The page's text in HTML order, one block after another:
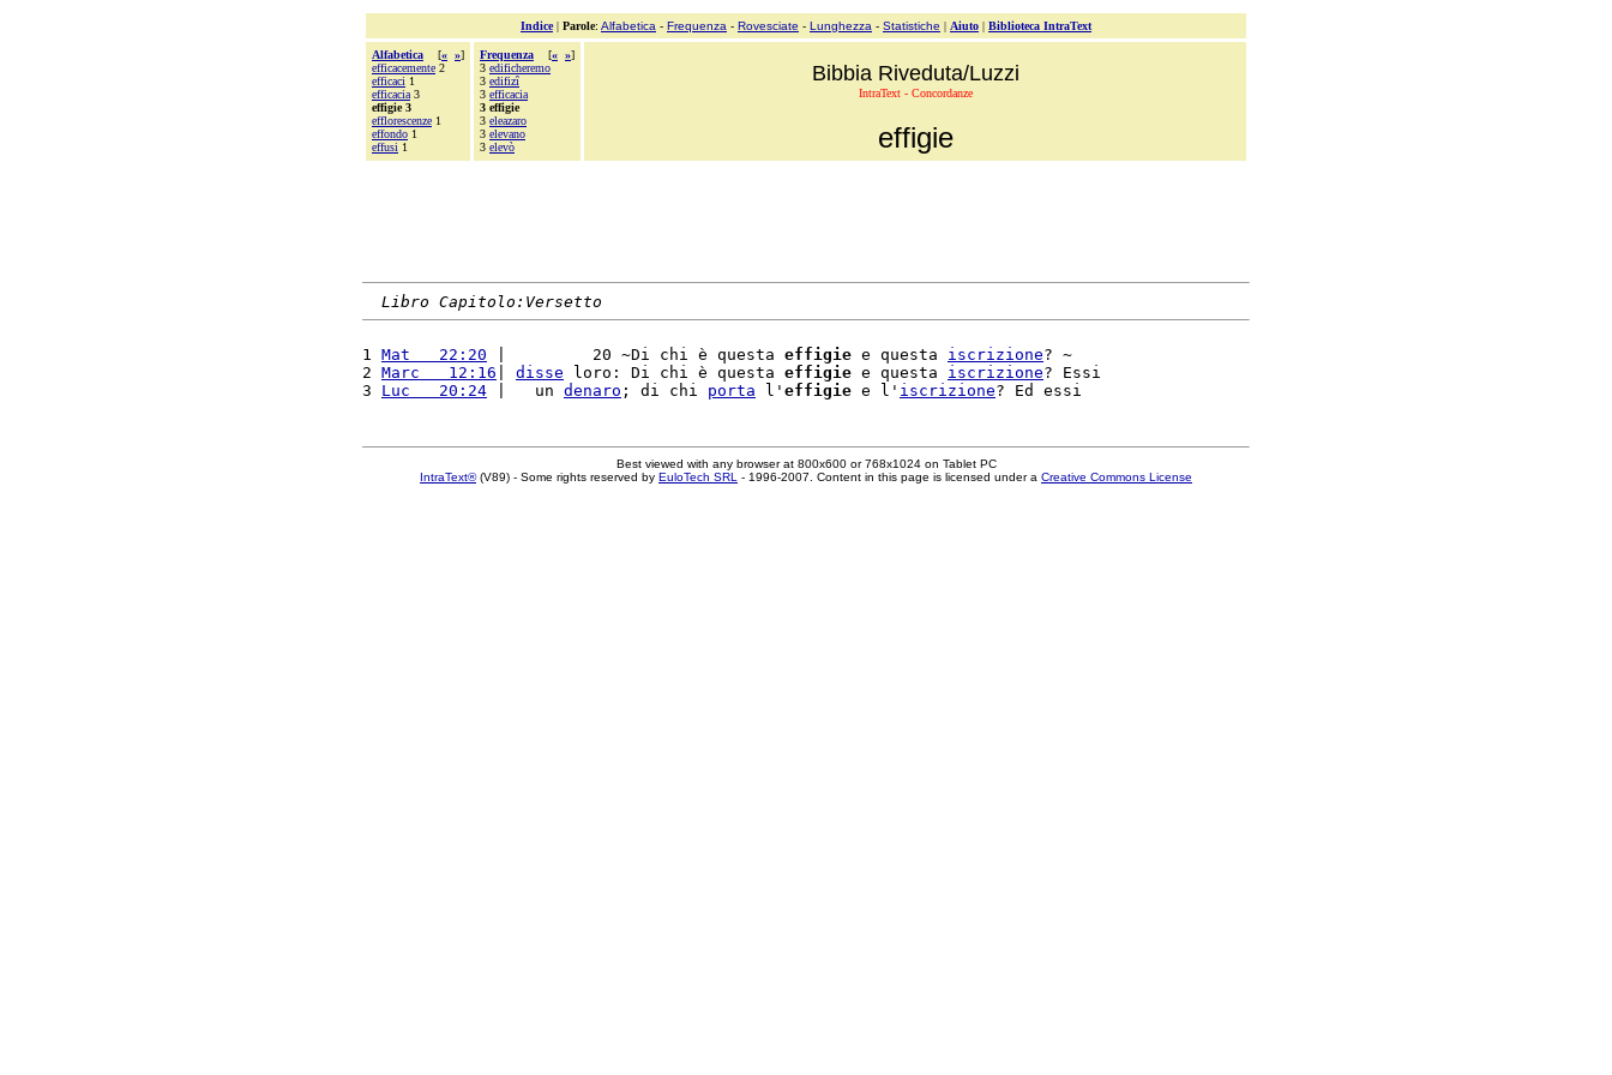
Indice| Parole: Alfabetica - Frequenza - Rovesciate - Lunghezza - Statistiche | Aiuto | Biblioteca IntraText
Alfabetica [« »]
efficacemente 2
efficaci 1
efficacia 3
effigie 3
efflorescenze 1
effondo 1
effusi 1
Frequenza [« »]
3 edificheremo
3 edifizî
3 efficacia
3 effigie
3 eleazaro
3 elevano
3 elevò
Bibbia Riveduta/Luzzi
IntraText - Concordanze
effigie
Libro Capitolo:Versetto
1 Mat   22:20 |         20 ~Di chi è questa effigie e questa iscrizione? ~
2 Marc   12:16 disse loro: Di chi è questa effigie e questa iscrizione? Essi
3 Luc   20:24 |   un denaro ; di chi porta l' effigie e l' iscrizione
Best viewed with any browser at 800x600 or 768x1024 on Tablet PC
IntraText®(V89) - Some rights reserved by EuloTech SRL - 1996-2007. Content in this page is licensed under a Creative Commons License